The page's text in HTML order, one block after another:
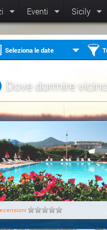
Eventi Sicily
Seleziona le date
Dove dormire